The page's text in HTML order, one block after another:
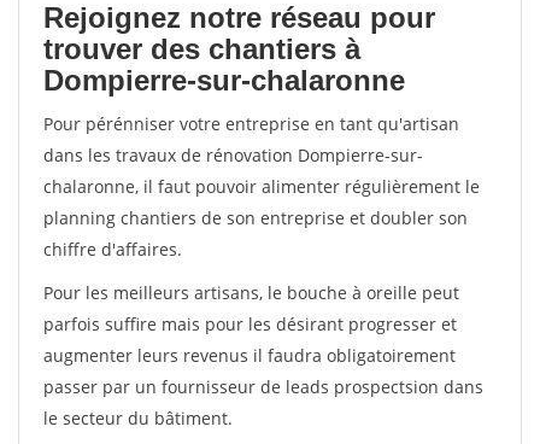
Rejoignez notre réseau pour
trouver des chantiers à
Dompierre-sur-chalaronne
Pour pérénniser votre entreprise en tant qu'artisan
dans les travaux de rénovation Dompierre-sur-
chalaronne, il faut pouvoir alimenter régulièrement le
planning chantiers de son entreprise et doubler son
chiffre d'affaires.
Pour les meilleurs artisans, le bouche à oreille peut
parfois suffire mais pour les désirant progresser et
augmenter leurs revenus il faudra obligatoirement
passer par un fournisseur de leads prospectsion dans
le secteur du bâtiment.